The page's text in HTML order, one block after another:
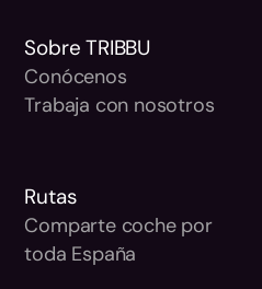
Sobre TRIBBU
Conócenos
Trabaja con nosotros
Rutas
Comparte coche por
toda España